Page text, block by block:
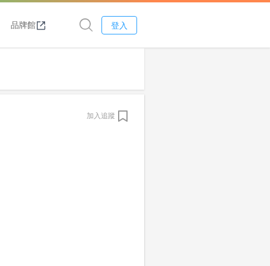
品牌館 登入
加入追蹤